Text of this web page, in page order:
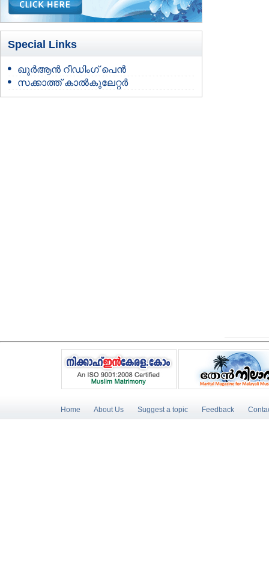
Special Links
ഖുർആൻ റീഡിംഗ് പെൻ
സക്കാത്ത് കാൽകുലേറ്റർ
Home About Us Suggest a topic Feedback